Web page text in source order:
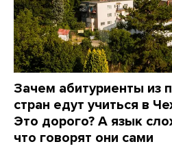
Зачем абитуриенты из
стран едут учиться в
Это дорого? А язык
что говорят они сами